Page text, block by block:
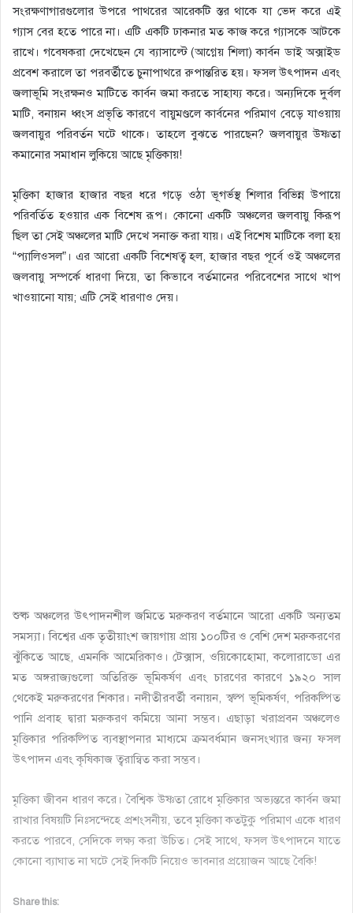
সংরক্ষণাগারগুলোর উপরে পাথরের আরেকটি স্তর থাকে যা ভেদ করে এই
গ্যাস বের হতে পারে না। এটি একটি ঢাকনার মত কাজ করে গ্যাসকে আটকে
রাখে। গবেষকরা দেখেছেন যে ব্যাসাল্টে (আগ্নেয় শিলা) কার্বন ডাই অক্সাইড
প্রবেশ করালে তা পরবর্তীতে চুনাপাথরে রুপান্তরিত হয়। ফসল উৎপাদন এবং
জলাভূমি সংরক্ষনও মাটিতে কার্বন জমা করতে সাহায্য করে। অন্যদিকে দুর্বল
মাটি, বনায়ন ধ্বংস প্রভৃতি কারণে বায়ুমণ্ডলে কার্বনের পরিমাণ বেড়ে যাওয়ায়
জলবায়ুর পরিবর্তন ঘটে থাকে। তাহলে বুঝতে পারছেন? জলবায়ুর উষ্ণতা
কমানোর সমাধান লুকিয়ে আছে মৃত্তিকায়!
মৃত্তিকা হাজার হাজার বছর ধরে গড়ে ওঠা ভূগর্ভস্থ শিলার বিভিন্ন উপায়ে
পরিবর্তিত হওয়ার এক বিশেষ রূপ। কোনো একটি অঞ্চলের জলবায়ু কিরূপ
ছিল তা সেই অঞ্চলের মাটি দেখে সনাক্ত করা যায়। এই বিশেষ মাটিকে বলা হয়
“প্যালিওসল”। এর আরো একটি বিশেষত্ব হল, হাজার বছর পূর্বে ওই অঞ্চলের
জলবায়ু সম্পর্কে ধারণা দিয়ে, তা কিভাবে বর্তমানের পরিবেশের সাথে খাপ
খাওয়ানো যায়; এটি সেই ধারণাও দেয়।
শুষ্ক অঞ্চলের উৎপাদনশীল জমিতে মরুকরণ বর্তমানে আরো একটি অন্যতম
সমস্যা। বিশ্বের এক তৃতীয়াংশ জায়গায় প্রায় ১০০টির ও বেশি দেশ মরুকরণের
ঝুঁকিতে আছে, এমনকি আমেরিকাও। টেক্সাস, ওয়িকোহোমা, কলোরাডো এর
মত অঙ্গরাজ্যগুলো অতিরিক্ত ভূমিকর্ষণ এবং চারণের কারণে ১৯২০ সাল
থেকেই মরুকরণের শিকার। নদীতীরবর্তী বনায়ন, স্বল্প ভূমিকর্ষণ, পরিকল্পিত
পানি প্রবাহ দ্বারা মরুকরণ কমিয়ে আনা সম্ভব। এছাড়া খরাপ্রবন অঞ্চলেও
মৃত্তিকার পরিকল্পিত ব্যবস্থাপনার মাধ্যমে ক্রমবর্ধমান জনসংখ্যার জন্য ফসল
উৎপাদন এবং কৃষিকাজ ত্বরান্বিত করা সম্ভব।
মৃত্তিকা জীবন ধারণ করে। বৈশ্বিক উষ্ণতা রোধে মৃত্তিকার অভ্যন্তরে কার্বন জমা
রাখার বিষয়টি নিঃসন্দেহে প্রশংসনীয়, তবে মৃত্তিকা কতটুকু পরিমাণ একে ধারণ
করতে পারবে, সেদিকে লক্ষ্য করা উচিত। সেই সাথে, ফসল উৎপাদনে যাতে
কোনো ব্যাঘাত না ঘটে সেই দিকটি নিয়েও ভাবনার প্রয়োজন আছে বৈকি!
Share this: